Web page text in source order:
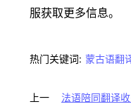
服获取更多信息。
热门关键词: 蒙古语翻
上一
法语陪同翻译